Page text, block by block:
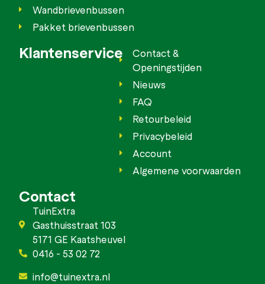
Wandbrievenbussen
Pakket brievenbussen
Klantenservice
Contact &
Openingstijden
Nieuws
FAQ
Retourbeleid
Privacybeleid
Account
Algemene voorwaarden
Contact
TuinExtra
Gasthuisstraat 103
5171 GE Kaatsheuvel
0416 - 53 02 72
info@tuinextra.nl